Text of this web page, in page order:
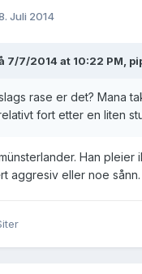
Juli 2014
7/7/2014 at 10:22 PM,
rase er det? Mana
fort etter en liten
Han
aggresiv eller noe